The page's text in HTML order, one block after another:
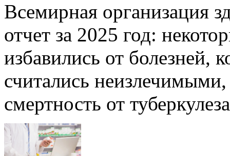
Всемирная организация
отчет за 2025 год:
избавились от болезней,
считались неизлечимыми,
смертность от